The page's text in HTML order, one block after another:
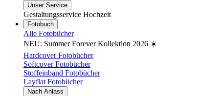
Unser Service
Gestaltungsservice Hochzeit
Fotobuch
Alle Fotobücher
NEU: Summer Forever Kollektion 2026 ☀️
Hardcover Fotobücher
Softcover Fotobücher
Stoffeinband Fotobücher
Layflat Fotobücher
Nach Anlass